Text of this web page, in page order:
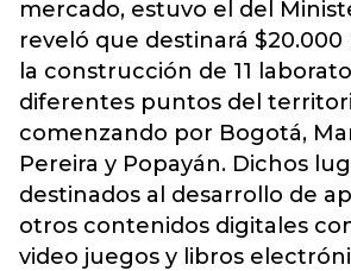
mercado, estuvo el del
reveló que destinará $20.000
la construcción de 11
diferentes puntos del
comenzando por Bogotá,
Pereira y Popayán. Dichos
destinados al desarrollo de
otros contenidos digitales
video juegos y libros